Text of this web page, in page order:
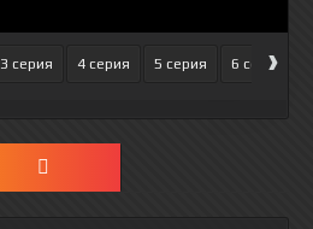
3 серия 4 серия 5 серия 6 серия
›